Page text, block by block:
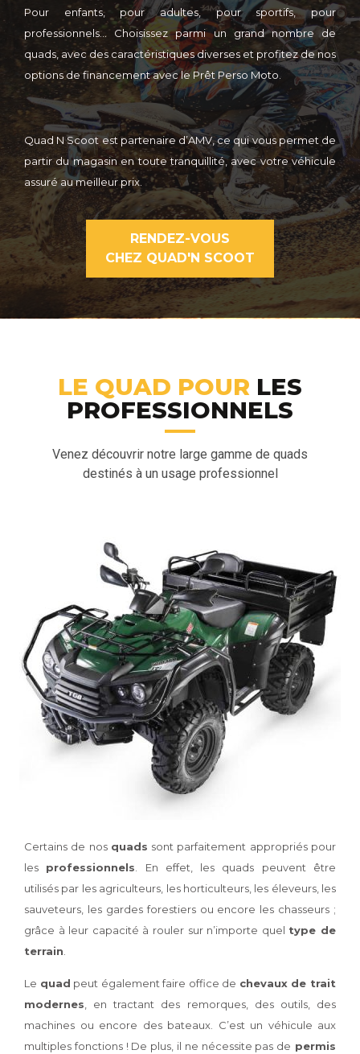
Pour enfants, pour adultes, pour sportifs, pour
professionnels… Choisissez parmi un grand nombre de
quads, avec des caractéristiques diverses et profitez de nos
options de financement avec le Prêt Perso Moto.
Quad N Scoot est partenaire d’AMV, ce qui vous permet de
partir du magasin en toute tranquillité, avec votre véhicule
assuré au meilleur prix.
RENDEZ-VOUS
CHEZ QUAD'N SCOOT
LE QUAD POUR LES
PROFESSIONNELS
Venez découvrir notre large gamme de quads
destinés à un usage professionnel
Certains de nos quads sont parfaitement appropriés pour
les professionnels . En effet, les quads peuvent être
utilisés par les agriculteurs, les horticulteurs, les éleveurs, les
sauveteurs, les gardes forestiers ou encore les chasseurs ;
grâce à leur capacité à rouler sur n’importe quel type de
terrain
Le quad peut également faire office de chevaux de trait
modernes, en tractant des remorques, des outils, des
machines ou encore des bateaux. C’est un véhicule aux
multiples fonctions ! De plus, il ne nécessite pas de permis